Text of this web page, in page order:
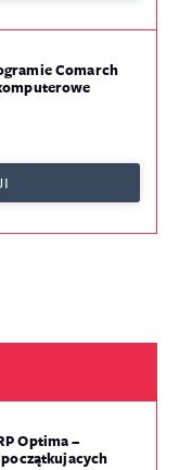
Comarch
Optima –